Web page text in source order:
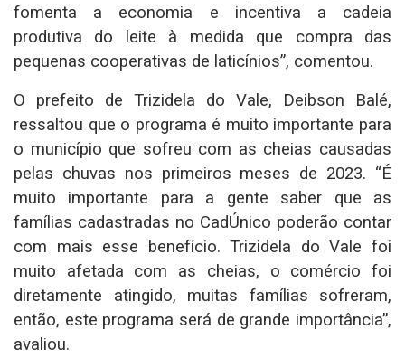
fomenta a economia e incentiva a cadeia
produtiva do leite à medida que compra das
pequenas cooperativas de laticínios”, comentou.
O prefeito de Trizidela do Vale, Deibson Balé,
ressaltou que o programa é muito importante para
o município que sofreu com as cheias causadas
pelas chuvas nos primeiros meses de 2023. “É
muito importante para a gente saber que as
famílias cadastradas no CadÚnico poderão contar
com mais esse benefício. Trizidela do Vale foi
muito afetada com as cheias, o comércio foi
diretamente atingido, muitas famílias sofreram,
então, este programa será de grande importância”,
avaliou.